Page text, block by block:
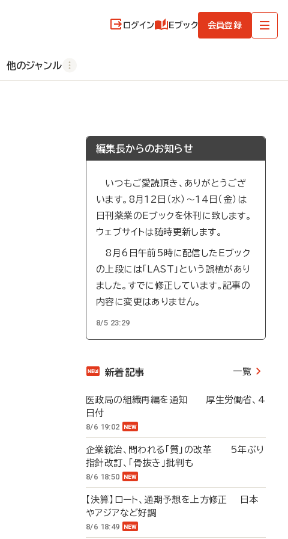
ログイン Eブック 会員登録
他のジャンル
編集長からのお知らせ
いつもご愛読頂き、ありがとうござ
います。8月12日（水）～14日（金）は
日刊薬業のEブックを休刊に致します。
ウェブサイトは随時更新します。
8月6日午前5時に配信したEブック
の上段には「LAST」という誤植があり
ました。すでに修正しています。記事の
内容に変更はありません。
8/5 23:29
新着記事 一覧
医政局の組織再編を通知 厚生労働省、4
日付
8/6 19:02
企業統治、問われる「質」の改革 5年ぶり
指針改訂、「骨抜き」批判も
8/6 18:50
【決算】ロート、通期予想を上方修正 日本
やアジアなど好調
8/6 18:49